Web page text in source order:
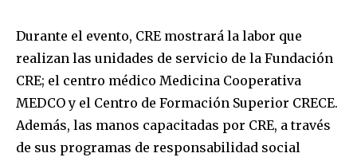
Durante el evento, CRE mostrará la labor que
realizan las unidades de servicio de la Fundación
CRE; el centro médico Medicina Cooperativa
MEDCO y el Centro de Formación Superior CRECE.
Además, las manos capacitadas por CRE, a través
de sus programas de responsabilidad social